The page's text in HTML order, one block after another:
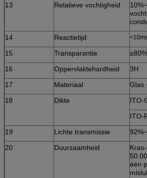
13
Relatieve vochtigheid
14
Reactietijd
15 Transparantie
≥80%
16
Oppervlaktehardheid
3H
17
Materiaal
Glas
18
Dikte
ITO-
ITO-
19
Lichte transmissie
20
Duurzaamheid
één